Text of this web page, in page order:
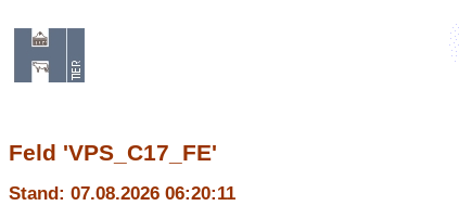
Feld 'VPS_C17_FE'
Stand: 07.08.2026 06:20:11